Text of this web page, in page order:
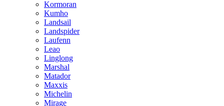
Kormoran
Kumho
Landsail
Landspider
Laufenn
Leao
Linglong
Marshal
Matador
Maxxis
Michelin
Mirage